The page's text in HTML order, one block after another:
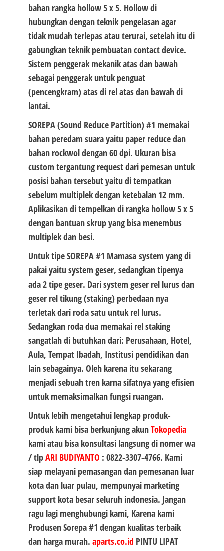
bahan rangka hollow 5 x 5. Hollow di
hubungkan dengan teknik pengelasan agar
tidak mudah terlepas atau terurai, setelah itu di
gabungkan teknik pembuatan contact device.
Sistem penggerak mekanik atas dan bawah
sebagai penggerak untuk penguat
(pencengkram) atas di rel atas dan bawah di
lantai.
SOREPA (Sound Reduce Partition) #1 memakai
bahan peredam suara yaitu paper reduce dan
bahan rockwol dengan 60 dpi. Ukuran bisa
custom tergantung request dari pemesan untuk
posisi bahan tersebut yaitu di tempatkan
sebelum multiplek dengan ketebalan 12 mm.
Aplikasikan di tempelkan di rangka hollow 5 x 5
dengan bantuan skrup yang bisa menembus
multiplek dan besi.
Untuk tipeSOREPA #1 Mamasasystem yang di
pakai yaitu system geser, sedangkan tipenya
ada 2 tipe geser. Dari system geser rel lurus dan
geser rel tikung (staking) perbedaan nya
terletak dari roda satu untuk rel lurus.
Sedangkan roda dua memakai rel staking
sangatlah di butuhkan dari: Perusahaan, Hotel,
Aula, Tempat Ibadah, Institusi pendidikan dan
lain sebagainya. Oleh karena itu sekarang
menjadi sebuah tren karna sifatnya yang efisien
untuk memaksimalkan fungsi ruangan.
Untuk lebih mengetahui lengkap produk-
produk kami bisa berkunjung akunTokopedia
kami atau bisa konsultasi langsung di nomer wa
/ tlpARI BUDIYANTO : 0822-3307-4766. Kami
siap melayani pemasangan dan pemesanan luar
kota dan luar pulau, mempunyai marketing
support kota besar seluruh indonesia. Jangan
ragu lagi menghubungi kami, Karena kami
ProdusenSorepa #1 dengan kualitas terbaik
dan harga murah. aparts.co.id PINTU LIPAT